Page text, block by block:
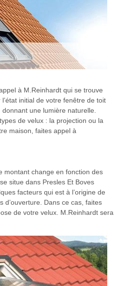
à M.Reinhardt qui se trouve
initial de votre fenêtre de toit
une lumière naturelle.
de velux : la projection ou la
maison, faites appel à
montant change en fonction des
situe dans Presles Et Boves
facteurs qui est à l’origine de
d’ouverture. Dans ce cas, faites
de votre velux. M.Reinhardt sera